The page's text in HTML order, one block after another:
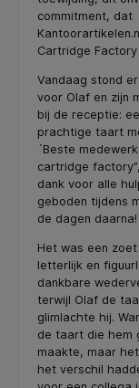
commitment, dat
Cartridge
Vandaag stond
voor Olaf en zijn
bij de receptie:
prachtige taart
´Beste
cartridge
dank voor alle
geboden tijdens
de dagen
Het was een
letterlijk en
dankbare
terwijl Olaf de
glimlachte hij.
de taart die hem
maakte, maar
het verschil